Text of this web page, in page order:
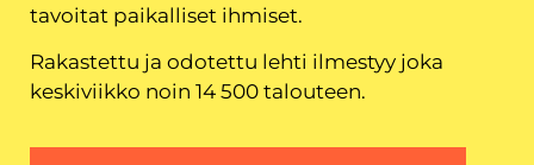
tavoitat paikalliset ihmiset.
Rakastettu ja odotettu lehti ilmestyy joka
keskiviikko noin 14 500 talouteen.